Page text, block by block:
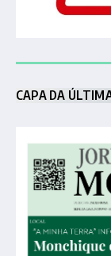
CAPA DA